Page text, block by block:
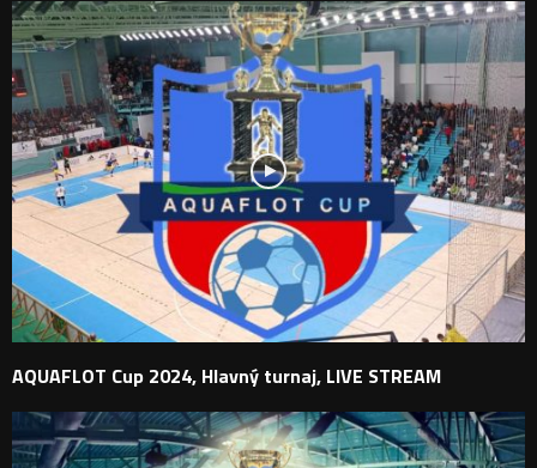
AQUAFLOT Cup 2024, Hlavný turnaj, LIVE STREAM